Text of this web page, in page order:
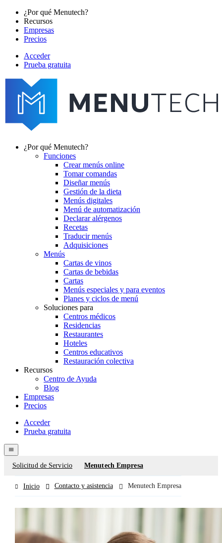
Pasar
contenido
principal
Main
navigation
¿Por qué Menutech?
Recursos
Empresas
Precios
menutech
navigation
Acceder
Prueba gratuita
navigation
¿Por qué Menutech?
Funciones
Crear menús online
Tomar comandas
Diseñar menús
Gestión de la dieta
Menús digitales
Menú de automatización
Declarar alérgenos
Recetas
Traducir menús
Adquisiciones
Menús
Cartas de vinos
Cartas de bebidas
Cartas
Menús especiales y para eventos
Planes y ciclos de menú
Soluciones para
Centros médicos
Residencias
Restaurantes
Hoteles
Centros educativos
Restauración colectiva
Recursos
Centro de Ayuda
Blog
Empresas
Precios
Menutech
navigation
Acceder
Prueba gratuita
menu
Contact
forms
Solicitud de Servicio Menutech Empresa
Inicio Contacto y asistencia Menutech Empresa